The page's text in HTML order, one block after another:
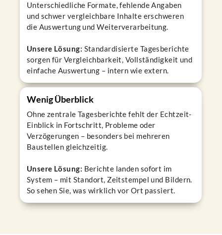
Unterschiedliche Formate, fehlende Angaben
und schwer vergleichbare Inhalte erschweren
die Auswertung und Weiterverarbeitung.
Unsere Lösung: Standardisierte Tagesberichte
sorgen für Vergleichbarkeit, Vollständigkeit und
einfache Auswertung – intern wie extern.
Wenig Überblick
Ohne zentrale Tagesberichte fehlt der Echtzeit-
Einblick in Fortschritt, Probleme oder
Verzögerungen – besonders bei mehreren
Baustellen gleichzeitig.
Unsere Lösung: Berichte landen sofort im
System – mit Standort, Zeitstempel und Bildern.
So sehen Sie, was wirklich vor Ort passiert.